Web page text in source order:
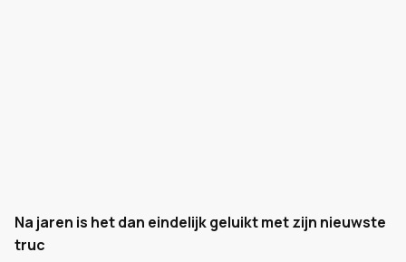
Na jaren is het dan eindelijk geluikt met zijn nieuwste
truc